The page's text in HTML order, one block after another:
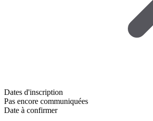
Dates d'inscription
Pas encore communiquées
Date à confirmer